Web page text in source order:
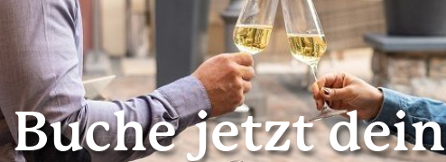
Buche jetzt